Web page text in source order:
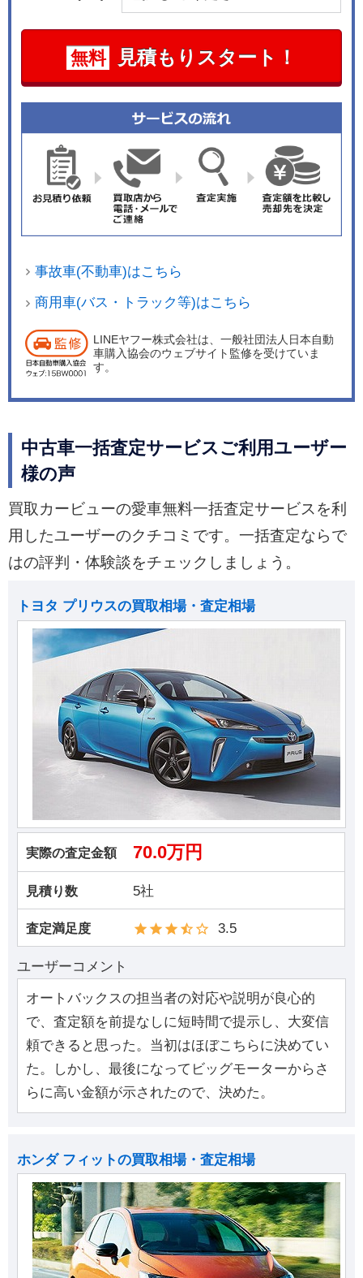
無料 見積もりスタート！
事故車(不動車)はこちら
商用車(バス・トラック等)はこちら
LINEヤフー株式会社は、一般社団法人日本自動
車購入協会のウェブサイト監修を受けていま
す。
中古車一括査定サービスご利用ユーザー
様の声
買取カービューの愛車無料一括査定サービスを利
用したユーザーのクチコミです。一括査定ならで
はの評判・体験談をチェックしましょう。
トヨタ プリウスの買取相場・査定相場
実際の査定金額 70.0万円
見積り数 5社
査定満足度 3.5
ユーザーコメント
オートバックスの担当者の対応や説明が良心的
で、査定額を前提なしに短時間で提示し、大変信
頼できると思った。当初はほぼこちらに決めてい
た。しかし、最後になってビッグモーターからさ
らに高い金額が示されたので、決めた。
ホンダ フィットの買取相場・査定相場